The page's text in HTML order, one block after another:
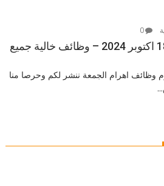
0
وظائف اهرام الجمعة 18 اكتوبر 2024 – وظائف خالية جميع
وظائف اهرام الجمعة ننشر لكم وحرصا منا